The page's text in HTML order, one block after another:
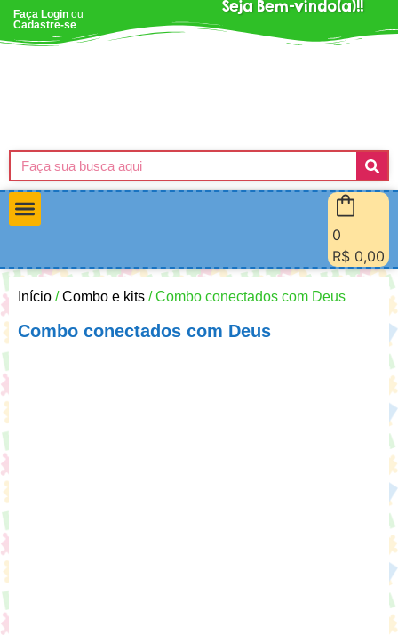
Faça Login ou
Cadastre-se
Seja Bem-vindo(a)!!
0
R$ 0,00
Início /Combo e kits / Combo conectados com Deus
Combo conectados com Deus